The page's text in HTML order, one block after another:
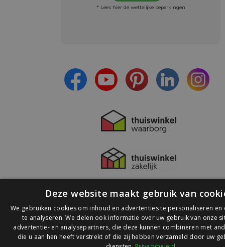
* Lees hier de wettelijke beperkingen
© 2026 Ledlichtdiscounter.nl
Deze website maakt gebruik van
We gebruiken cookies om inhoud en advertenties te personaliseren en
te analyseren. We delen ook informatie over uw gebruik van onze
advertentie- en analysepartners, die deze kunnen combineren met
die u aan hen heeft verstrekt of die zij hebben verzameld door uw